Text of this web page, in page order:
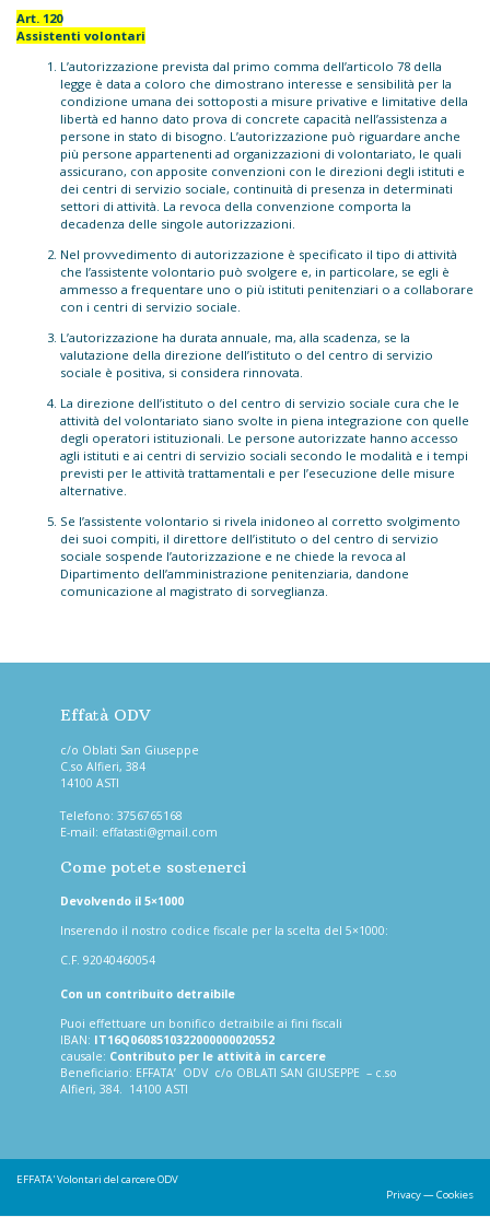
Art. 120
Assistenti volontari
L’autorizzazione prevista dal primo comma dell’articolo 78 della
legge è data a coloro che dimostrano interesse e sensibilità per la
condizione umana dei sottoposti a misure privative e limitative della
libertà ed hanno dato prova di concrete capacità nell’assistenza a
persone in stato di bisogno. L’autorizzazione può riguardare anche
più persone appartenenti ad organizzazioni di volontariato, le quali
assicurano, con apposite convenzioni con le direzioni degli istituti e
dei centri di servizio sociale, continuità di presenza in determinati
settori di attività. La revoca della convenzione comporta la
decadenza delle singole autorizzazioni.
Nel provvedimento di autorizzazione è specificato il tipo di attività
che l’assistente volontario può svolgere e, in particolare, se egli è
ammesso a frequentare uno o più istituti penitenziari o a collaborare
con i centri di servizio sociale.
L’autorizzazione ha durata annuale, ma, alla scadenza, se la
valutazione della direzione dell’istituto o del centro di servizio
sociale è positiva, si considera rinnovata.
La direzione dell’istituto o del centro di servizio sociale cura che le
attività del volontariato siano svolte in piena integrazione con quelle
degli operatori istituzionali. Le persone autorizzate hanno accesso
agli istituti e ai centri di servizio sociali secondo le modalità e i tempi
previsti per le attività trattamentali e per l’esecuzione delle misure
alternative.
Se l’assistente volontario si rivela inidoneo al corretto svolgimento
dei suoi compiti, il direttore dell’istituto o del centro di servizio
sociale sospende l’autorizzazione e ne chiede la revoca al
Dipartimento dell’amministrazione penitenziaria, dandone
comunicazione al magistrato di sorveglianza.
Effatà ODV
c/o Oblati San Giuseppe
C.so Alfieri, 384
14100 ASTI
Telefono: 3756765168
E-mail: effatasti@gmail.com
Come potete sostenerci
Devolvendo il 5×1000
Inserendo il nostro codice fiscale per la scelta del 5×1000:
C.F. 92040460054
Con un contribuito detraibile
Puoi effettuare un bonifico detraibile ai fini fiscali
IBAN: IT16Q0608510322000000020552
causale: Contributo per le attività in carcere
Beneficiario: EFFATA’ ODV c/o OBLATI SAN GIUSEPPE – c.so
Alfieri, 384. 14100 ASTI
EFFATA'Volontari del carcere ODV
Privacy—Cookies